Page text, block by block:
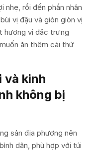
nhẹ, rồi đến phần nhân
vị đậu và giòn giòn vị
hương vị đặc trưng
ăn thêm cái thứ
và kinh
không bị
sản địa phương nên
dân, phù hợp với túi